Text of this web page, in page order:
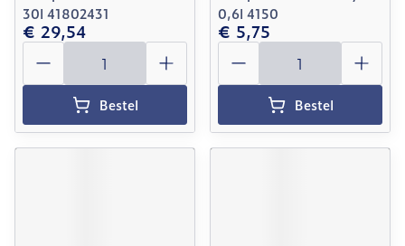
30l 41802431
€ 29,54
Aantal
Bestel
0,6l 4150
€ 5,75
Aantal
Bestel